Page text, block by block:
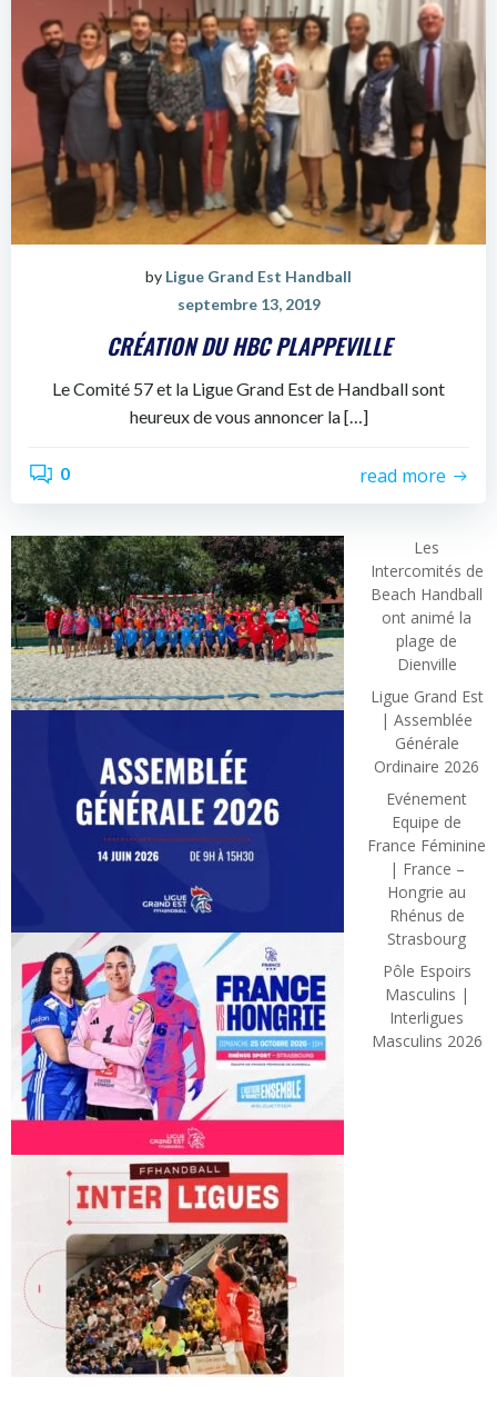
by Ligue Grand Est Handball
septembre 13, 2019
CRÉATION DU HBC PLAPPEVILLE
Le Comité 57 et la Ligue Grand Est de Handball sont
heureux de vous annoncer la […]
0 read more
Les
Intercomités de
Beach Handball
ont animé la
plage de
Dienville
Ligue Grand Est
| Assemblée
Générale
Ordinaire 2026
Evénement
Equipe de
France Féminine
| France –
Hongrie au
Rhénus de
Strasbourg
Pôle Espoirs
Masculins |
Interligues
Masculins 2026